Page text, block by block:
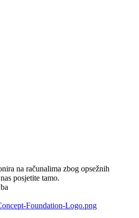
na računalima zbog opsežnih
posjetite tamo.